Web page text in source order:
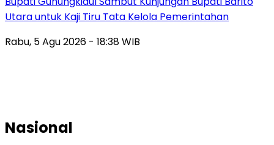
Utara untuk Kaji Tiru Tata Kelola Pemerintahan
Rabu, 5 Agu 2026 - 18:38 WIB
Nasional